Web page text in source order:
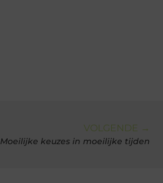
VOLGENDE →
Moeilijke keuzes in moeilijke tijden